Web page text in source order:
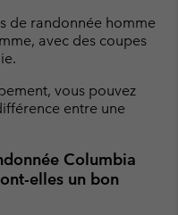
de randonnée homme
avec des coupes
vous pouvez
entre une
Columbia
elles un bon